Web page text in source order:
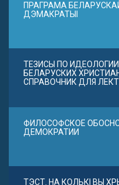
ПРАГРАМА
ДЭМАКРАТЫІ
ТЕЗИСЫ ПО
БЕЛАРУСКИХ
СПРАВОЧНИК ДЛЯ
ФИЛОСОФСКОЕ
ДЕМОКРАТИИ
ТЭСТ. НА КОЛЬКІ ВЫ